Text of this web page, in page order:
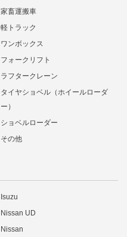
家畜運搬車
軽トラック
ワンボックス
フォークリフト
ラフタークレーン
タイヤショベル（ホイールローダ
ー）
ショベルローダー
その他
Isuzu
Nissan UD
Nissan